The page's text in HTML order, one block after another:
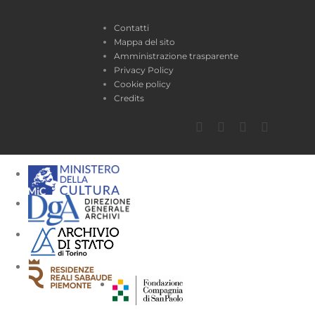
Contatti
Mappa del sito
Amministrazione trasparente
Privacy Policy
Cookie policy
Credits
Facebook
TwitterYouTube